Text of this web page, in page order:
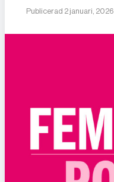
Publicerad 2 januari, 2026